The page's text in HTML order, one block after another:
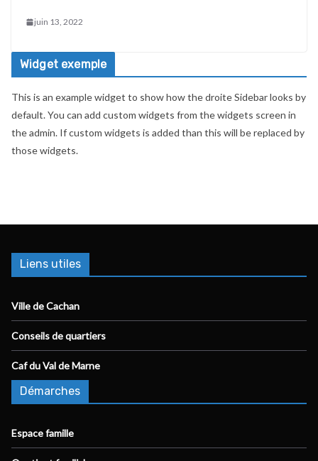
juin 13, 2022
Widget exemple
This is an example widget to show how the droite Sidebar looks by
default. You can add custom widgets from the widgets screen in
the admin. If custom widgets is added than this will be replaced by
those widgets.
Liens utiles
Ville de Cachan
Conseils de quartiers
Caf du Val de Marne
Démarches
Espace famille